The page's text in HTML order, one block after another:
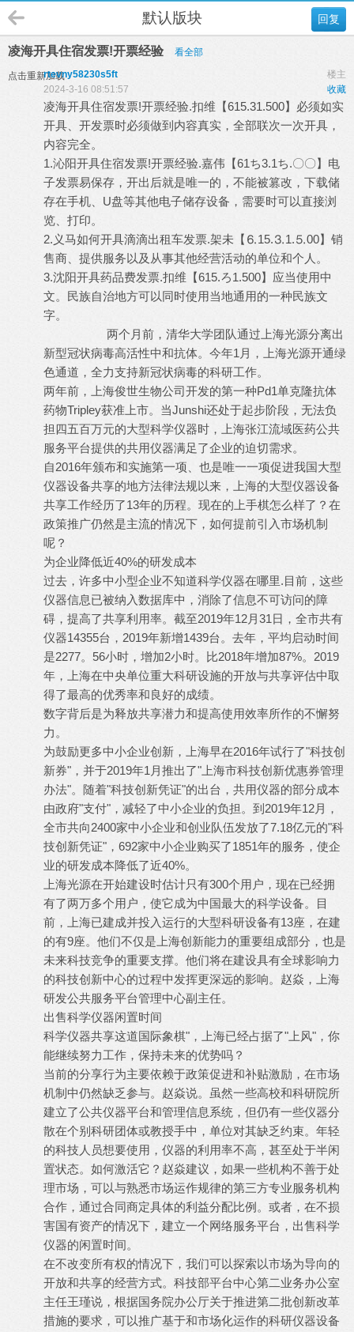
回复
默认版块
凌海开具住宿发票!开票经验 看全部
点击重新加载 楼主
rtevny58230s5ft
收藏
2024-3-16 08:51:57
凌海开具住宿发票!开票经验.扣维【615.31.500】必须如实
开具、开发票时必须做到内容真实，全部联次一次开具，
内容完全。
1.沁阳开具住宿发票!开票经验.嘉伟【61ち3.1ち.〇〇】电
子发票易保存，开出后就是唯一的，不能被篡改，下载储
存在手机、U盘等其他电子储存设备，需要时可以直接浏
览、打印。
2.义马如何开具滴滴出租车发票.架未【⒍15.⒊1.⒌00】销
售商、提供服务以及从事其他经营活动的单位和个人。
3.沈阳开具药品费发票.扣维【615.ろ1.500】应当使用中
文。民族自治地方可以同时使用当地通用的一种民族文
字。
两个月前，清华大学团队通过上海光源分离出
新型冠状病毒高活性中和抗体。今年1月，上海光源开通绿
色通道，全力支持新冠状病毒的科研工作。
两年前，上海俊世生物公司开发的第一种Pd1单克隆抗体
药物Tripley获准上市。当Junshi还处于起步阶段，无法负
担四五百万元的大型科学仪器时，上海张江流域医药公共
服务平台提供的共用仪器满足了企业的迫切需求。
自2016年颁布和实施第一项、也是唯一一项促进我国大型
仪器设备共享的地方法律法规以来，上海的大型仪器设备
共享工作经历了13年的历程。现在的上手棋怎么样了？在
政策推广仍然是主流的情况下，如何提前引入市场机制
呢？
为企业降低近40%的研发成本
过去，许多中小型企业不知道科学仪器在哪里.目前，这些
仪器信息已被纳入数据库中，消除了信息不可访问的障
碍，提高了共享利用率。截至2019年12月31日，全市共有
仪器14355台，2019年新增1439台。去年，平均启动时间
是2277。56小时，增加2小时。比2018年增加87%。2019
年，上海在中央单位重大科研设施的开放与共享评估中取
得了最高的优秀率和良好的成绩。
数字背后是为释放共享潜力和提高使用效率所作的不懈努
力。
为鼓励更多中小企业创新，上海早在2016年试行了"科技创
新券"，并于2019年1月推出了"上海市科技创新优惠券管理
办法"。随着"科技创新凭证"的出台，共用仪器的部分成本
由政府"支付"，减轻了中小企业的负担。到2019年12月，
全市共向2400家中小企业和创业队伍发放了7.18亿元的"科
技创新凭证"，692家中小企业购买了1851年的服务，使企
业的研发成本降低了近40%。
上海光源在开始建设时估计只有300个用户，现在已经拥
有了两万多个用户，使它成为中国最大的科学设备。目
前，上海已建成并投入运行的大型科研设备有13座，在建
的有9座。他们不仅是上海创新能力的重要组成部分，也是
未来科技竞争的重要支撑。他们将在建设具有全球影响力
的科技创新中心的过程中发挥更深远的影响。赵焱，上海
研发公共服务平台管理中心副主任。
出售科学仪器闲置时间
科学仪器共享这道国际象棋"，上海已经占据了"上风"，你
能继续努力工作，保持未来的优势吗？
当前的分享行为主要依赖于政策促进和补贴激励，在市场
机制中仍然缺乏参与。赵焱说。虽然一些高校和科研院所
建立了公共仪器平台和管理信息系统，但仍有一些仪器分
散在个别科研团体或教授手中，单位对其缺乏约束。年轻
的科技人员想要使用，仪器的利用率不高，甚至处于半闲
置状态。如何激活它？赵焱建议，如果一些机构不善于处
理市场，可以与熟悉市场运作规律的第三方专业服务机构
合作，通过合同商定具体的利益分配比例。或者，在不损
害国有资产的情况下，建立一个网络服务平台，出售科学
仪器的闲置时间。
在不改变所有权的情况下，我们可以探索以市场为导向的
开放和共享的经营方式。科技部平台中心第二业务办公室
主任王瑾说，根据国务院办公厅关于推进第二批创新改革
措施的要求，可以推广基于和市场化运作的科研仪器设备